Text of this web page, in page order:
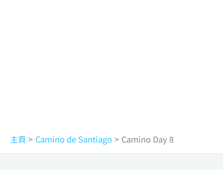
主頁 Camino de Santiago Camino Day 8